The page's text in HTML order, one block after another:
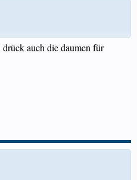
auch die daumen für